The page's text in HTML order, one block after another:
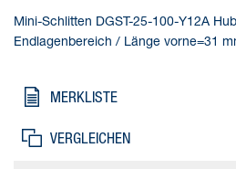
Mini-Schlitten DGST-25-100-Y12A
Endlagenbereich / Länge vorne=31
MERKLISTE
VERGLEICHEN